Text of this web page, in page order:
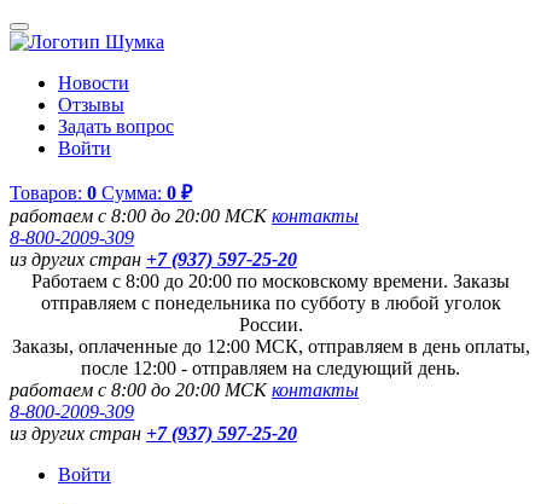
Новости
Отзывы
Задать вопрос
Войти
Товаров: 0 Сумма: 0 ₽
работаем с 8:00 до 20:00 МСКконтакты
8-800-2009-309
из других стран +7 (937) 597-25-20
Работаем с 8:00 до 20:00 по московскому времени. Заказы
отправляем с понедельника по субботу в любой уголок
России.
Заказы, оплаченные до 12:00 МСК, отправляем в день оплаты,
после 12:00 - отправляем на следующий день.
работаем с 8:00 до 20:00 МСКконтакты
8-800-2009-309
из других стран +7 (937) 597-25-20
Войти